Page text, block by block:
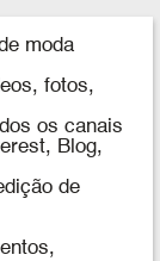
moda
fotos,
os canais
Blog,
de